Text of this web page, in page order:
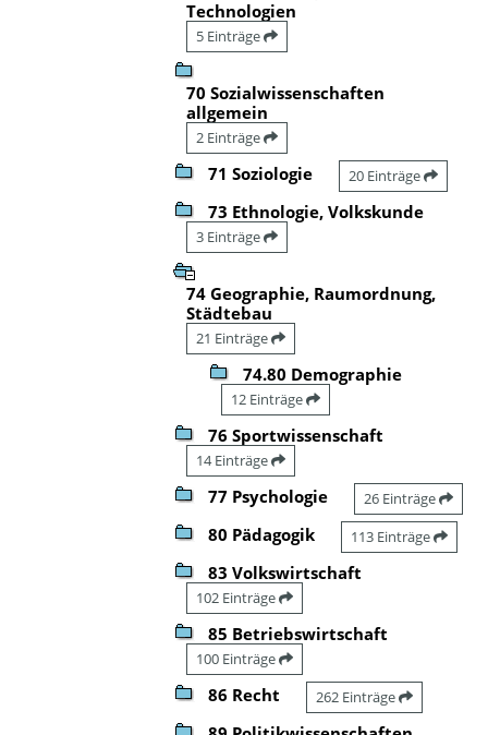
Technologien
5 Einträge
70 Sozialwissenschaften
allgemein
2 Einträge
71 Soziologie 20 Einträge
73 Ethnologie, Volkskunde
3 Einträge
74 Geographie, Raumordnung,
Städtebau
21 Einträge
74.80 Demographie
12 Einträge
76 Sportwissenschaft
14 Einträge
77 Psychologie 26 Einträge
80 Pädagogik 113 Einträge
83 Volkswirtschaft
102 Einträge
85 Betriebswirtschaft
100 Einträge
86 Recht 262 Einträge